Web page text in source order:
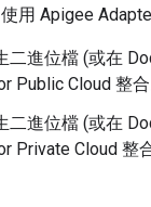
用 Apigee
二進位檔 (或在
Public Cloud 整合
二進位檔 (或在
Private Cloud 整合